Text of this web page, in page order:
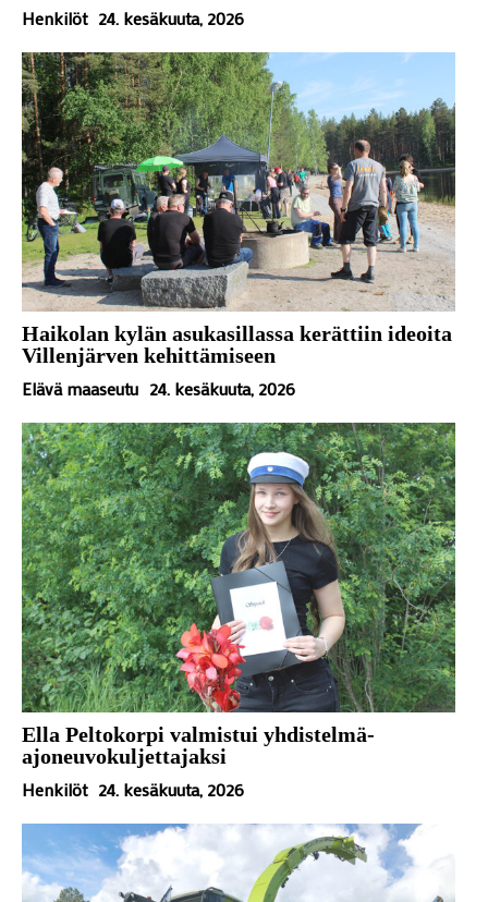
Henkilöt 24. kesäkuuta, 2026
Haikolan kylän asukasillassa kerättiin ideoita
Villenjärven kehittämiseen
Elävä maaseutu 24. kesäkuuta, 2026
Ella Peltokorpi valmistui yhdistelmä-
ajoneuvokuljettajaksi
Henkilöt 24. kesäkuuta, 2026